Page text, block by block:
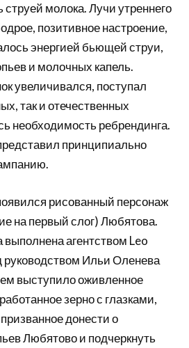
молока. Лучи утреннего
позитивное настроение,
энергией бьющей струи,
и молочных капель.
увеличивался, поступал
так и отечественных
необходимость ребрендинга.
принципиально
рисованный персонаж
на первый слог) Любятова.
агентством Leo
Ильи Оленева
выступило оживленное
зерно с глазками,
донести о
Любятово и подчеркнуть